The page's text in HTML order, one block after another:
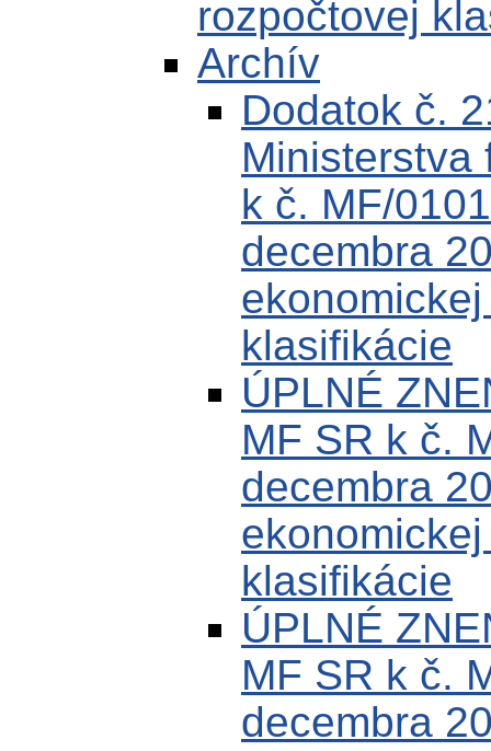
rozpočtovej
Archív
Dodatok č.
Ministerstva
k č. MF/
decembra
klasifikácie
ÚPLNÉ
MF SR k č.
decembra
klasifikácie
ÚPLNÉ
MF SR k č.
decembra